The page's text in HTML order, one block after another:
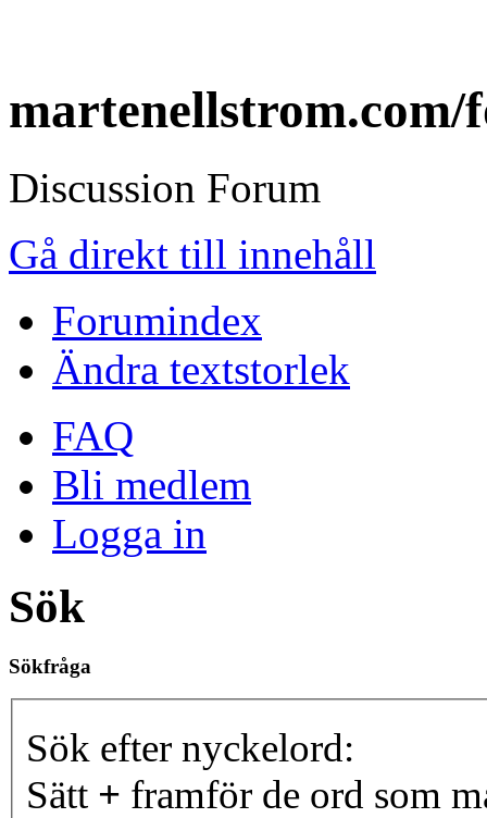
martenellstrom.com/
Discussion Forum
Gå direkt till innehåll
Forumindex
Ändra textstorlek
FAQ
Bli medlem
Logga in
Sök
Sökfråga
Sök efter nyckelord:
Sätt + framför de ord som